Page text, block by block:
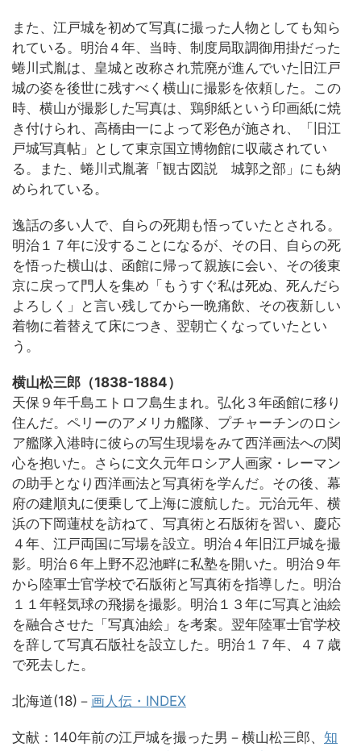
また、江戸城を初めて写真に撮った人物としても知ら
れている。明治４年、当時、制度局取調御用掛だった
蜷川式胤は、皇城と改称され荒廃が進んでいた旧江戸
城の姿を後世に残すべく横山に撮影を依頼した。この
時、横山が撮影した写真は、鶏卵紙という印画紙に焼
き付けられ、高橋由一によって彩色が施され、「旧江
戸城写真帖」として東京国立博物館に収蔵されてい
る。また、蜷川式胤著「観古図説 城郭之部」にも納
められている。
逸話の多い人で、自らの死期も悟っていたとされる。
明治１７年に没することになるが、その日、自らの死
を悟った横山は、函館に帰って親族に会い、その後東
京に戻って門人を集め「もうすぐ私は死ぬ、死んだら
よろしく」と言い残してから一晩痛飲、その夜新しい
着物に着替えて床につき、翌朝亡くなっていたとい
う。
横山松三郎（1838-1884）
天保９年千島エトロフ島生まれ。弘化３年函館に移り
住んだ。ペリーのアメリカ艦隊、プチャーチンのロシ
ア艦隊入港時に彼らの写生現場をみて西洋画法への関
心を抱いた。さらに文久元年ロシア人画家・レーマン
の助手となり西洋画法と写真術を学んだ。その後、幕
府の建順丸に便乗して上海に渡航した。元治元年、横
浜の下岡蓮杖を訪ねて、写真術と石版術を習い、慶応
４年、江戸両国に写場を設立。明治４年旧江戸城を撮
影。明治６年上野不忍池畔に私塾を開いた。明治９年
から陸軍士官学校で石版術と写真術を指導した。明治
１１年軽気球の飛揚を撮影。明治１３年に写真と油絵
を融合させた「写真油絵」を考案。翌年陸軍士官学校
を辞して写真石版社を設立した。明治１７年、４７歳
で死去した。
北海道(18)－ 画人伝・INDEX
文献：140年前の江戸城を撮った男－横山松三郎、 知